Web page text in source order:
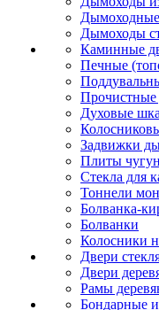
Дымоходы
Каминные
Печные
Духовые
Задвижки
Плиты
Стекла для
Тоннели
Болванка-
Болванки
Колосники
Двери
Двери
Рамы
Бондарные